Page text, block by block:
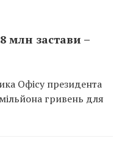
млн застави –
Офісу президента
гривень для